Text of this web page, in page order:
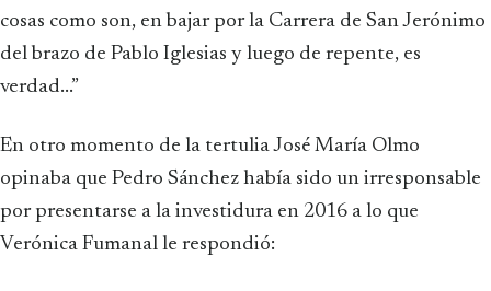
cosas como son, en bajar por la Carrera de San Jerónimo
del brazo de Pablo Iglesias y luego de repente, es
verdad...”
En otro momento de la tertulia José María Olmo
opinaba que Pedro Sánchez había sido un irresponsable
por presentarse a la investidura en 2016 a lo que
Verónica Fumanal le respondió: